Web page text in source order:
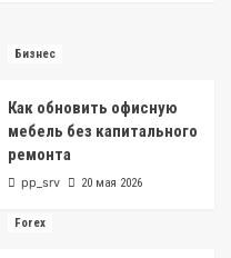
Бизнес
Как обновить офисную
мебель без капитального
ремонта
pp_srv 20 мая 2026
Forex